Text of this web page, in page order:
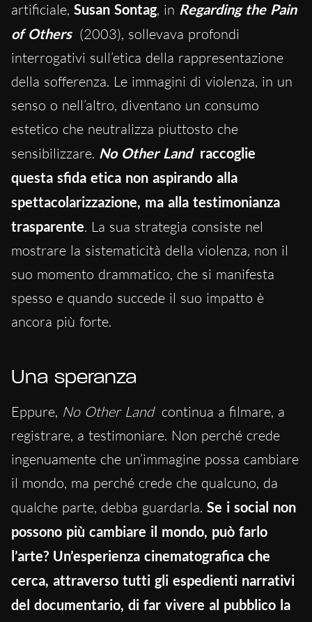
artificiale, Susan Sontag, in Regarding the Pain
of Others (2003), sollevava profondi
interrogativi sull’etica della rappresentazione
della sofferenza. Le immagini di violenza, in un
senso o nell’altro, diventano un consumo
estetico che neutralizza piuttosto che
sensibilizzare. No Other Land raccoglie
questa sfida etica non aspirando alla
spettacolarizzazione, ma alla testimonianza
trasparente. La sua strategia consiste nel
mostrare la sistematicità della violenza, non il
suo momento drammatico, che si manifesta
spesso e quando succede il suo impatto è
ancora più forte.
Una speranza
Eppure, No Other Land continua a filmare, a
registrare, a testimoniare. Non perché crede
ingenuamente che un’immagine possa cambiare
il mondo, ma perché crede che qualcuno, da
qualche parte, debba guardarla. Se i social non
possono più cambiare il mondo, può farlo
l’arte? Un’esperienza cinematografica che
cerca, attraverso tutti gli espedienti narrativi
del documentario, di far vivere al pubblico la